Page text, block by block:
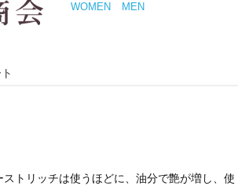
WOMEN MEN
トリッチは使うほどに、油分で艶が増し、使